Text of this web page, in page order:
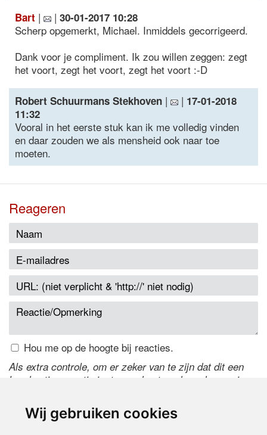
Wij gebruiken cookies
Bart | | 30-01-2017 10:28
Scherp opgemerkt, Michael. Inmiddels gecorrigeerd.
Dank voor je compliment. Ik zou willen zeggen: zegt
het voort, zegt het voort, zegt het voort :-D
Robert Schuurmans Stekhoven | | 17-01-2018
11:32
Vooral in het eerste stuk kan ik me volledig vinden
en daar zouden we als mensheid ook naar toe
moeten.
Reageren
Hou me op de hoogte bij reacties.
Als extra controle, om er zeker van te zijn dat dit een
handmatige reactie is, typ onderstaande code over in
de code te wijzigen.